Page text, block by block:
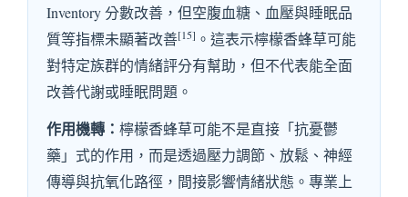
Inventory 分數改善，但空腹血糖、血壓與睡眠品
質等指標未顯著改善[15] 。這表示檸檬香蜂草可能
對特定族群的情緒評分有幫助，但不代表能全面
改善代謝或睡眠問題。
作用機轉： 檸檬香蜂草可能不是直接「抗憂鬱
藥」式的作用，而是透過壓力調節、放鬆、神經
傳導與抗氧化路徑，間接影響情緒狀態。專業上